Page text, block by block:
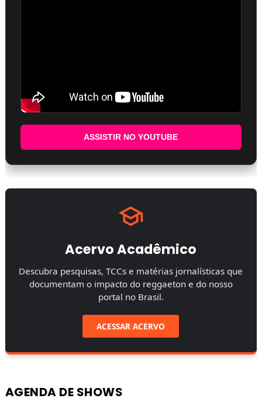
ASSISTIR NO YOUTUBE
Acervo Acadêmico
Descubra pesquisas, TCCs e matérias jornalísticas que
documentam o impacto do reggaeton e do nosso
portal no Brasil.
ACESSAR ACERVO
AGENDA DE SHOWS